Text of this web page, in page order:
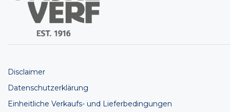
Disclaimer
Datenschutzerklärung
Einheitliche Verkaufs- und Lieferbedingungen